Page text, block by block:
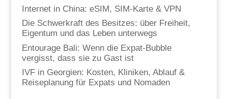
Internet in China: eSIM, SIM-Karte & VPN
Die Schwerkraft des Besitzes: über Freiheit,
Eigentum und das Leben unterwegs
Entourage Bali: Wenn die Expat-Bubble
vergisst, dass sie zu Gast ist
IVF in Georgien: Kosten, Kliniken, Ablauf &
Reiseplanung für Expats und Nomaden